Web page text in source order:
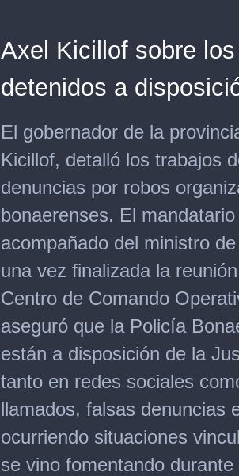
Axel Kicillof sobre
detenidos a
El gobernador de la
Kicillof, detalló los trabajos
denuncias por robos
bonaerenses. El
acompañado del ministro
una vez finalizada la
Centro de Comando
aseguró que la Policía
están a disposición de la
tanto en redes sociales
llamados, falsas denuncias
ocurriendo situaciones
se vino fomentando